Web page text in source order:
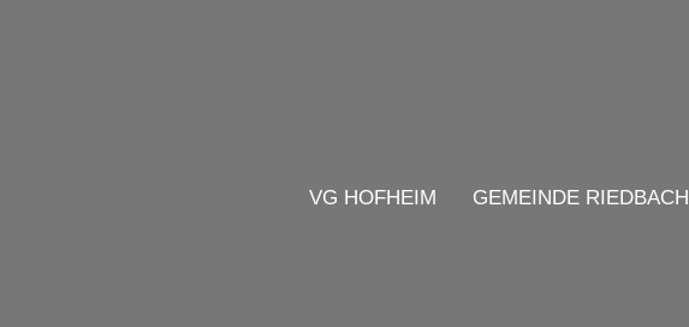
VG HOFHEIM GEMEINDE RIEDBACH